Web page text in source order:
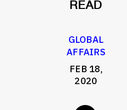
READ
GLOBAL
AFFAIRS
FEB 18,
2020